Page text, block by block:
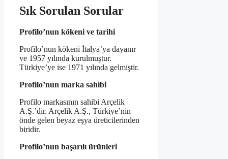
Sık Sorulan Sorular
Profilo’nun kökeni ve tarihi
Profilo’nun kökeni İtalya’ya dayanır
ve 1957 yılında kurulmuştur.
Türkiye’ye ise 1971 yılında gelmiştir.
Profilo’nun marka sahibi
Profilo markasının sahibi Arçelik
A.Ş.’dir. Arçelik A.Ş., Türkiye’nin
önde gelen beyaz eşya üreticilerinden
biridir.
Profilo’nun başarılı ürünleri